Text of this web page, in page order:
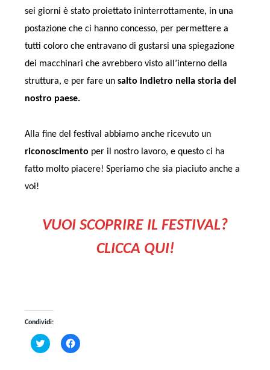
sei giorni è stato proiettato ininterrottamente, in una
postazione che ci hanno concesso, per permettere a
tutti coloro che entravano di gustarsi una spiegazione
dei macchinari che avrebbero visto all’interno della
struttura, e per fare un salto indietro nella storia del
nostro paese.
Alla fine del festival abbiamo anche ricevuto un
riconoscimento per il nostro lavoro, e questo ci ha
fatto molto piacere! Speriamo che sia piaciuto anche a
voi!
VUOI SCOPRIRE IL FESTIVAL?
CLICCA QUI!
Condividi:
Fai
clic
Fai
clic